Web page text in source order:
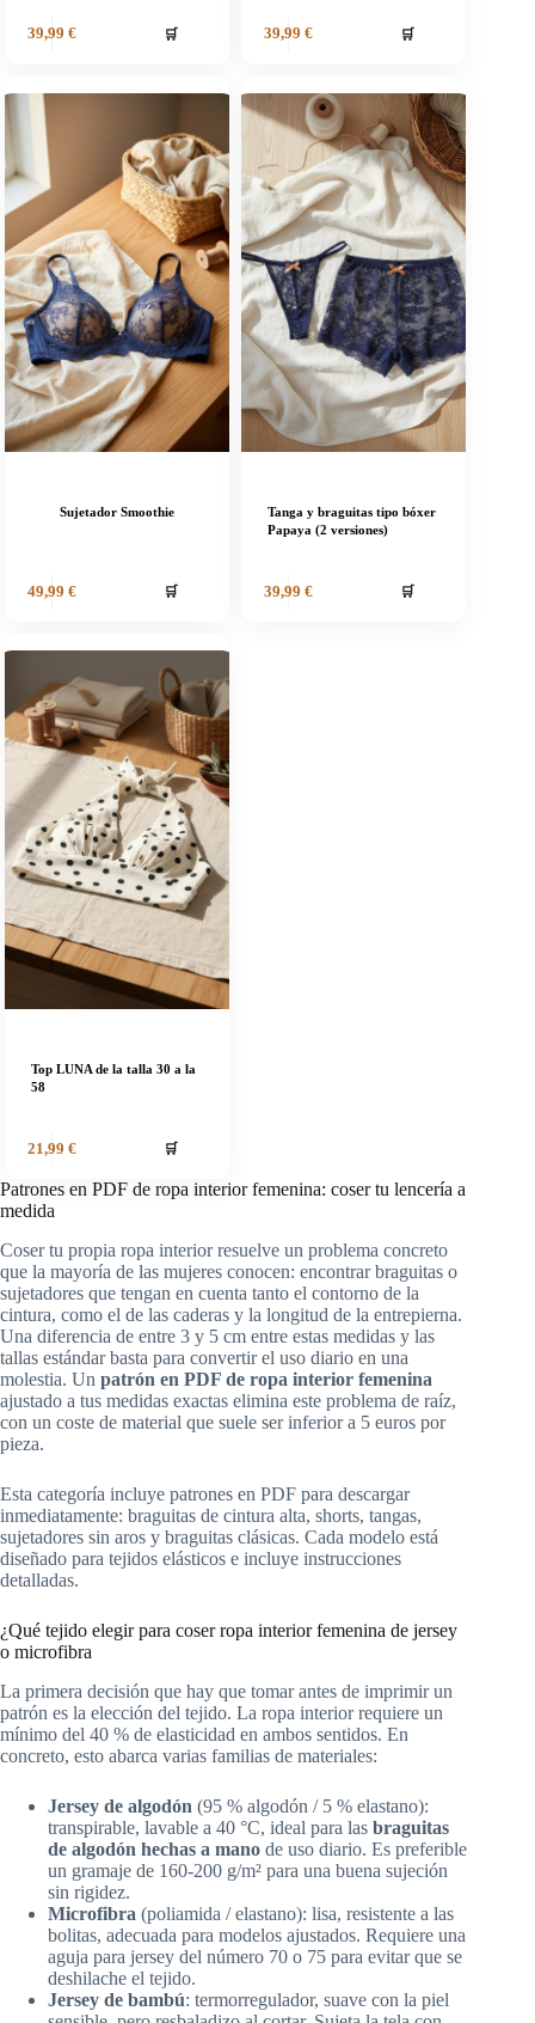
39,99 € 🛒 39,99 € 🛒
Sujetador Smoothie
49,99 € 🛒
Tanga y braguitas tipo bóxer
Papaya (2 versiones)
39,99 € 🛒
Top LUNA de la talla 30 a la
58
21,99 €
🛒
Patrones en PDF de ropa interior femenina: coser tu lencería a
medida
Coser tu propia ropa interior resuelve un problema concreto
que la mayoría de las mujeres conocen: encontrar braguitas o
sujetadores que tengan en cuenta tanto el contorno de la
cintura, como el de las caderas y la longitud de la entrepierna.
Una diferencia de entre 3 y 5 cm entre estas medidas y las
tallas estándar basta para convertir el uso diario en una
molestia. Un patrón en PDF de ropa interior femenina
ajustado a tus medidas exactas elimina este problema de raíz,
con un coste de material que suele ser inferior a 5 euros por
pieza.
Esta categoría incluye patrones en PDF para descargar
inmediatamente: braguitas de cintura alta, shorts, tangas,
sujetadores sin aros y braguitas clásicas. Cada modelo está
diseñado para tejidos elásticos e incluye instrucciones
detalladas.
¿Qué tejido elegir para coser ropa interior femenina de jersey
o microfibra
La primera decisión que hay que tomar antes de imprimir un
patrón es la elección del tejido. La ropa interior requiere un
mínimo del 40 % de elasticidad en ambos sentidos. En
concreto, esto abarca varias familias de materiales:
Jersey de algodón (95 % algodón / 5 % elastano):
transpirable, lavable a 40 °C, ideal para las braguitas
de algodón hechas a mano de uso diario. Es preferible
un gramaje de 160-200 g/m² para una buena sujeción
sin rigidez.
Microfibra (poliamida / elastano): lisa, resistente a las
bolitas, adecuada para modelos ajustados. Requiere una
aguja para jersey del número 70 o 75 para evitar que se
deshilache el tejido.
Jersey de bambú: termorregulador, suave con la piel